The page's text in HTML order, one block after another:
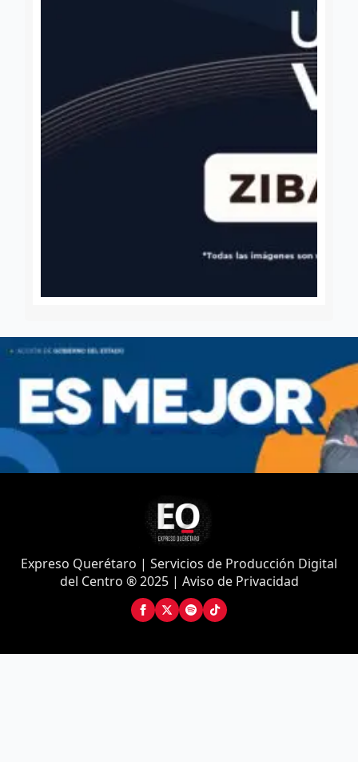
Expreso Querétaro | Servicios de Producción Digital
del Centro ® 2025 | Aviso de Privacidad